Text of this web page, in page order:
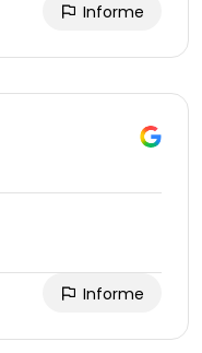
Informe
Informe